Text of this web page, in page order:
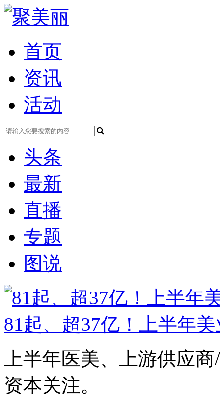
首页
资讯
活动
头条
最新
直播
专题
图说
81起、超37亿！上半年
上半年医美、上游供应
资本关注。